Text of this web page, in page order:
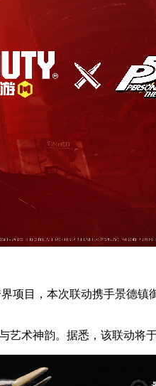
项目，本次联动携手景德
术神韵。据悉，该联动将